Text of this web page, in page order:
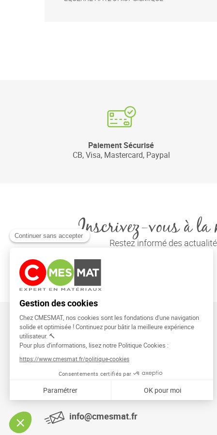
Paiement Sécurisé
CB, Visa, Mastercard, Paypal
Inscrivez-vous à la
Restez informé des
CMESMAT
91026 EVRY COURCOURONNES
info@cmesmat.fr